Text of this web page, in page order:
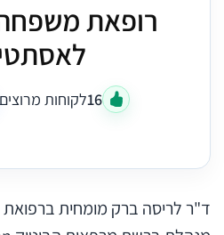
רופאת משפחה
16לקוחות מרוצים
ד"ר לריסה ברק מומחית